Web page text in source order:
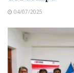
04/07/2025